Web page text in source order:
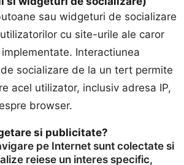
sau widgeturi de socializare
cu site-urile ale caror
Interactiunea
socializare de la un tert permite
acel utilizator, inclusiv adresa IP,
browser.
si publicitate?
pe Internet sunt colectate si
reiese un interes specific,